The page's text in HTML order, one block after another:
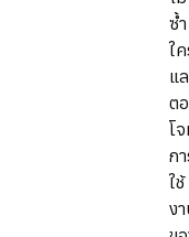
ซ้ำ
ใ
แ
ต
โ
ก
ใช้
ง